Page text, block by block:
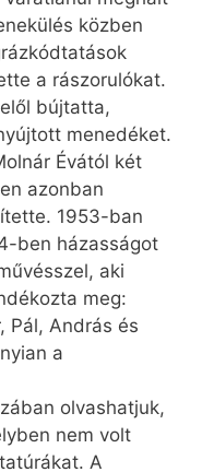
közben
a rászorulókat.
bújtatta,
menedéket.
Évától két
azonban
1953-ban
ben házasságot
aki
meg:
Pál, András és
a
olvashatjuk,
nem volt
A